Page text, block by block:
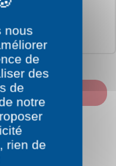
nous
de
des
de
notre
rien de